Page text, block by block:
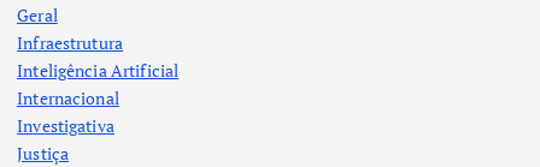
Geral
Infraestrutura
Inteligência Artificial
Internacional
Investigativa
Justiça